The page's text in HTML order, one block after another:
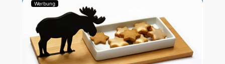
Werbung